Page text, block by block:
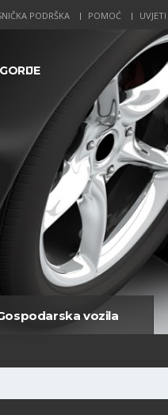
PODRŠKA POMOĆ
vozila